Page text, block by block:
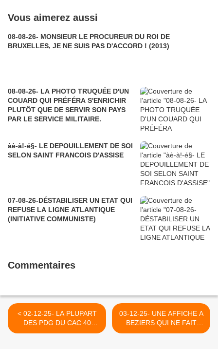
Vous aimerez aussi
08-08-26- MONSIEUR LE PROCUREUR DU ROI DE
BRUXELLES, JE NE SUIS PAS D'ACCORD ! (2013)
08-08-26- LA PHOTO TRUQUÉE D'UN
COUARD QUI PRÉFÉRA S'ENRICHIR
PLUTÔT QUE DE SERVIR SON PAYS
PAR LE SERVICE MILITAIRE.
àè-à!-é§- LE DEPOUILLEMENT DE SOI
SELON SAINT FRANCOIS D'ASSISE
07-08-26-DÉSTABILISER UN ETAT QUI
REFUSE LA LIGNE ATLANTIQUE
(INITIATIVE COMMUNISTE)
Commentaires
< 02-12-25- LA PLUPART
DES PDG DU CAC 40
VEULENT FAIRE BAISSER
03-12-25- UNE AFFICHE A
BEZIERS QUI NE FAIT
HONNEUR NI A SON